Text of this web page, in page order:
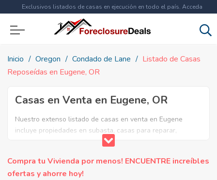
Exclusivos listados de casas en ejecución en todo el país. Acceda
ahora a
Inicio Oregon Condado de Lane
Listado de Casas
Reposeídas en Eugene, OR
Casas en Venta en Eugene, OR
Nuestro extenso listado de casas en venta en Eugene
incluye propiedades en subasta, casas para reparar,
apartamentos reposeidos por el banco, ejecuciones
que necesita y aproveche estas increibles ofertas en Bienes
Raíces en Eugene, Oregon.
Compra tu Vivienda por menos! ENCUENTRE increíbles
ofertas y ahorre hoy!